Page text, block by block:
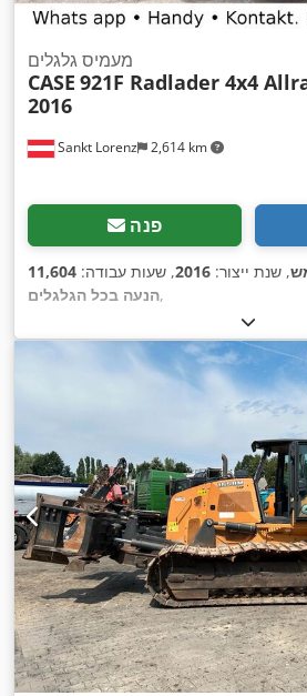
Sankt Lorenz 2,614 km
מעמיס גלגלים
CASE 921F Radlader 4x4
2016
פנה
, שנת ייצור: 2016, שעות עבודה:
הנעה בכל הגלגלים,